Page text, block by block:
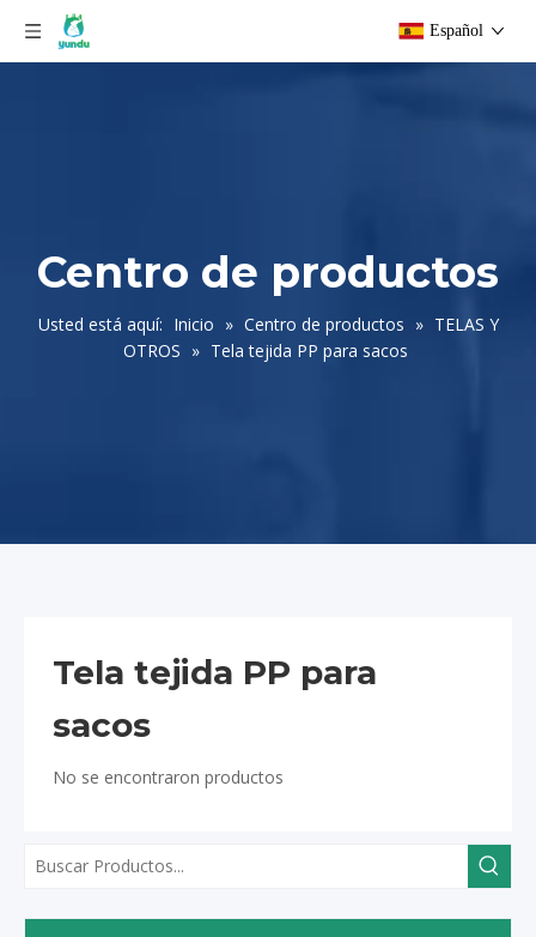
Español
Centro de productos
Usted está aquí: Inicio » Centro de productos » TELAS Y
OTROS » Tela tejida PP para sacos
Tela tejida PP para
sacos
No se encontraron productos